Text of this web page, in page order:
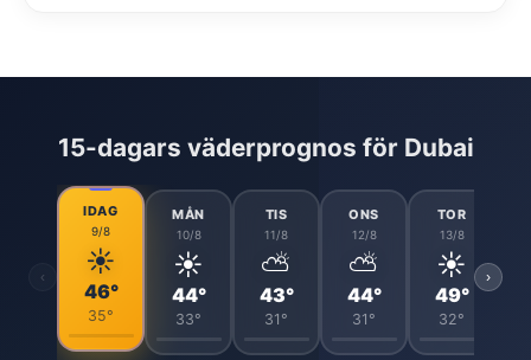
15-dagars väderprognos för Dubai
‹
IDAG
9/8
☀️
46°
35°
MÅN
10/8
☀️
44°
33°
TIS
11/8
⛅
43°
31°
ONS
12/8
⛅
44°
31°
TOR
13/8
☀️
49°
32°
›